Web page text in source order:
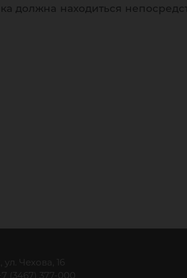
должна находиться
Чехова, 16
(3467) 377-000